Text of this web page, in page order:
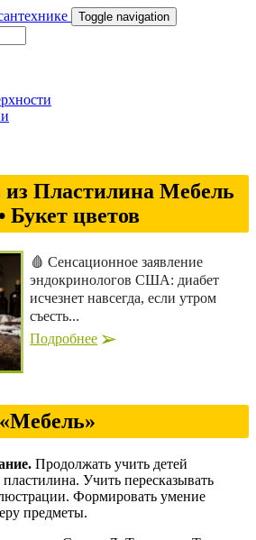
Toggle navigation
Пластилина Мебель
цветов
🩸 Сенсационное заявление
эндокринологов США: диабет
исчезнет навсегда, если утром
съесть...
Подробнее
Продолжать учить детей
Учить пересказывать
Формировать умение
предметы.